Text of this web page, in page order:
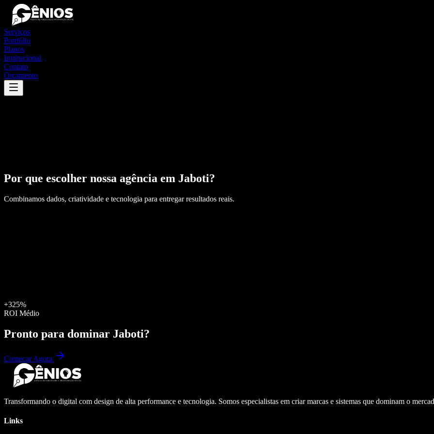
Serviços
Portfólio
Planos
Institucional
Contato
Orçamento
Por que escolher nossa agência em Jaboti?
Combinamos dados, criatividade e tecnologia para entregar resultados reais.
+325%
ROI Médio
Pronto para dominar Jaboti?
Começar Agora
Transformando o digital com design de alta performance e tecnologia. Somos especialistas em criar marcas e sistemas que dominam o
Links